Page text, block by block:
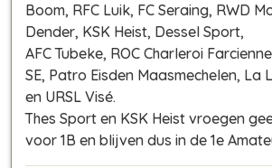
Boom, RFC Luik, FC Seraing, RWD
Dender, KSK Heist, Dessel Sport,
AFC Tubeke, ROC Charleroi
SE, Patro Eisden Maasmechelen, La
en URSL Visé.
Thes Sport en KSK Heist vroegen
voor 1B en blijven dus in de 1e